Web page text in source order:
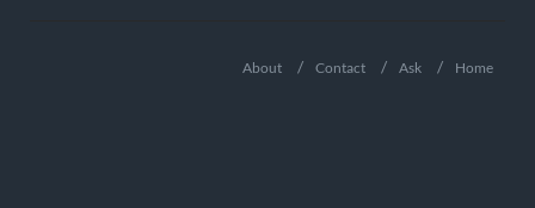
Home
Ask
Contact
About